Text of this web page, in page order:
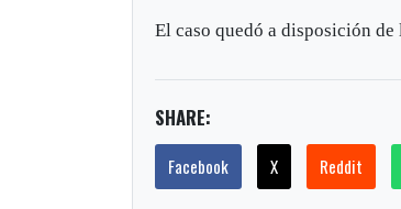
El caso quedó a disposición
SHARE:
Facebook X Reddit